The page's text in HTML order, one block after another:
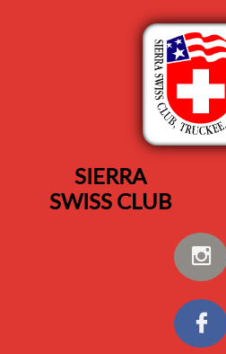
SIERRA
SWISS CLU​B

